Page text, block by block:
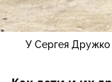
У Сергея Дружко